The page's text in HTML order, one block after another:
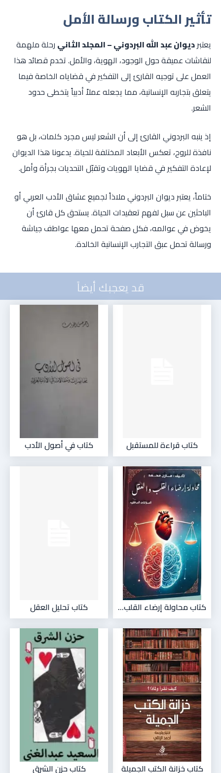
تأثير الكتاب ورسالة الأمل
يعتبرديوان عبد الله البردوني – المجلد الثاني رحلة ملهمة
لنقاشات عميقة حول الوجود، الهوية، والأمل. تخدم قصائد هذا
العمل على توجيه القارئ إلى التفكير في قضاياه الخاصة فيما
يتعلق بتجاربه الإنسانية، مما يجعله عملاً أدبياً يتخطى حدود
الشعر.
إذ ينبه البردوني القارئ إلى أن الشعر ليس مجرد كلمات، بل هو
نافذة للروح، تعكس الأبعاد المختلفة للحياة. يدعونا هذا الديوان
لإعادة التفكير في قضايا الهويات وتقبّل التحديات بجرأة وأمل.
ختاماً، يعتبر ديوان البردوني ملاذاً لجميع عشاق الأدب العربي أو
الباحثين عن سبل لفهم تعقيدات الحياة. يستحق كل قارئ أن
يخوض في عوالمه، فكل صفحة تحمل معها عواطف جياشة
ورسالة تحمل عبق التجارب الإنسانية الخالدة.
قد يعجبك أيضاً
كتاب قراءة للمستقبل كتاب في أصول الأدب
كتاب محاولة إرضاء القلب... كتاب تحليل العقل
كتاب خزانة الكتب الجميلة كتاب حزن الشرق